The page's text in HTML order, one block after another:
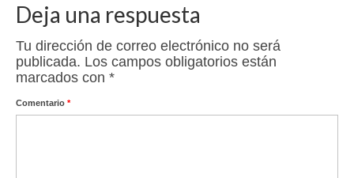
Deja una respuesta
Tu dirección de correo electrónico no será
publicada. Los campos obligatorios están
marcados con *
Comentario *